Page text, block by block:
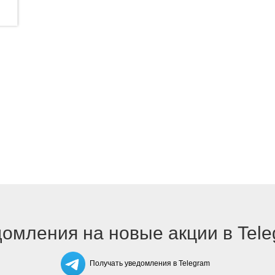
на новые акции в
Получать уведомления в Telegram